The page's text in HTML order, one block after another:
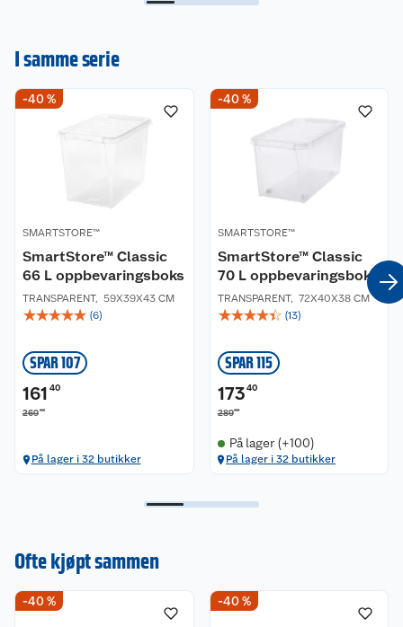
I samme serie
-40 %
SMARTSTORE™
SmartStore™ Classic
66 L oppbevaringsboks
TRANSPARENT, 59X39X43 CM
☆☆☆☆☆ (6)
SPAR 107
161 40
26900
På lager i 32 butikker
-40 %
SMARTSTORE™
SmartStore™ Classic
70 L oppbevaringsboks
TRANSPARENT, 72X40X38 CM
☆☆☆☆☆ (13)
SPAR 115
173 40
28900
På lager (+100)
På lager i 32 butikker
Ofte kjøpt sammen
-40 % -40 %